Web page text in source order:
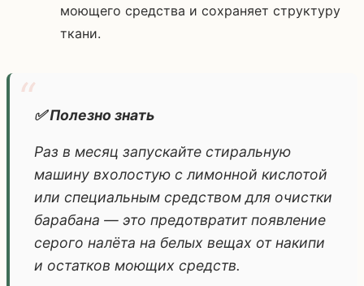
моющего средства и сохраняет структуру
ткани.
✅ Полезно знать
Раз в месяц запускайте стиральную
машину вхолостую с лимонной кислотой
или специальным средством для очистки
барабана — это предотвратит появление
серого налёта на белых вещах от накипи
и остатков моющих средств.